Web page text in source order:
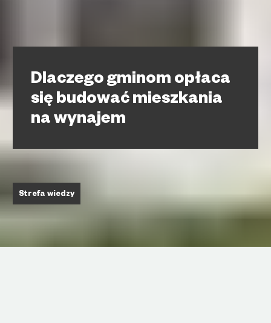
Dlaczego gminom opłaca
się budować mieszkania
na wynajem
Strefa wiedzy